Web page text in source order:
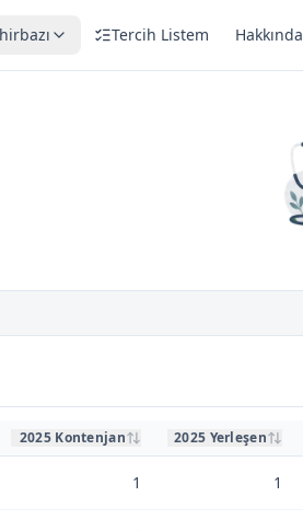
Tercih Listem Hakkında
2025 Kontenjan 2025 Yerleşen
1 1